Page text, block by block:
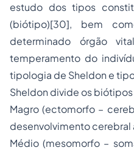
estudo dos tipos
(biótipo)[30], bem
determinado órgão
temperamento do
tipologia de Sheldon e
Sheldon divide os
Magro (ectomorfo –
desenvolvimento cerebral
Médio (mesomorfo –